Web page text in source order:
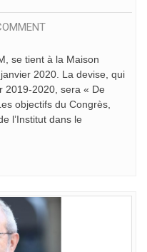
se tient à la Maison
2020. La devise, qui
2019-2020, sera « De
objectifs du Congrès,
l’Institut dans le